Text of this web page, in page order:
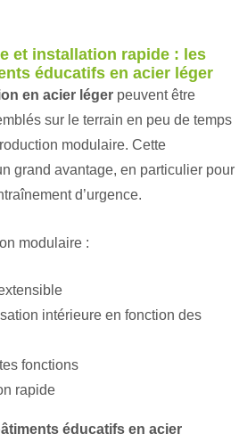
et installation rapide : les
éducatifs en acier léger
en acier léger peuvent être
sur le terrain en peu de temps
modulaire. Cette
grand avantage, en particulier pour
d’urgence.
modulaire :
intérieure en fonction des
fonctions
rapide
éducatifs en acier